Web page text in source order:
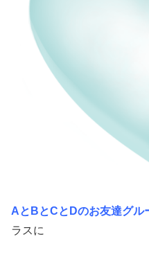
AとBとCとDのお友達グル
ラスに